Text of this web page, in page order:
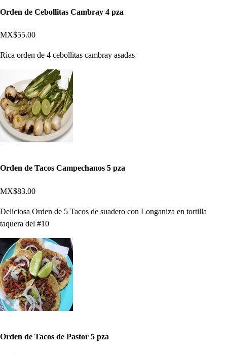
Orden de Cebollitas Cambray 4 pza
MX$55.00
Rica orden de 4 cebollitas cambray asadas
Orden de Tacos Campechanos 5 pza
MX$83.00
Deliciosa Orden de 5 Tacos de suadero con Longaniza en tortilla
taquera del #10
Orden de Tacos de Pastor 5 pza